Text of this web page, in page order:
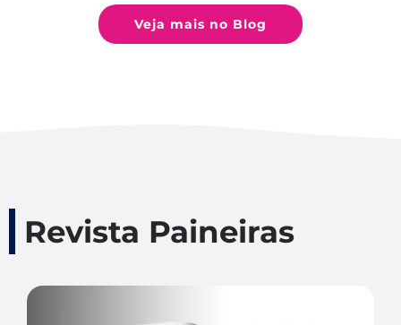
Veja mais no Blog
Revista Paineiras